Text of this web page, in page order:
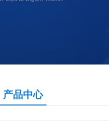
产品中心